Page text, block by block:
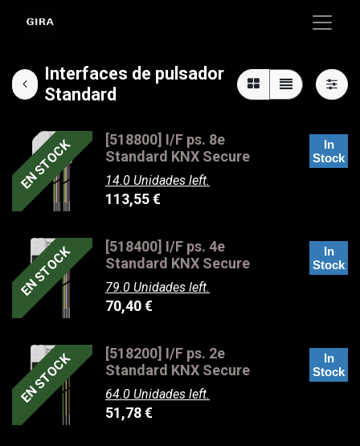
Interfaces de pulsador
Standard
EN STOCK
[518800] I/F ps. 8e
Standard KNX Secure
14.0 Unidades left.
113,55€
In
Stock
EN STOCK
[518400] I/F ps. 4e
Standard KNX Secure
79.0 Unidades left.
70,40€
In
Stock
EN STOCK
[518200] I/F ps. 2e
Standard KNX Secure
64.0 Unidades left.
51,78€
In
Stock